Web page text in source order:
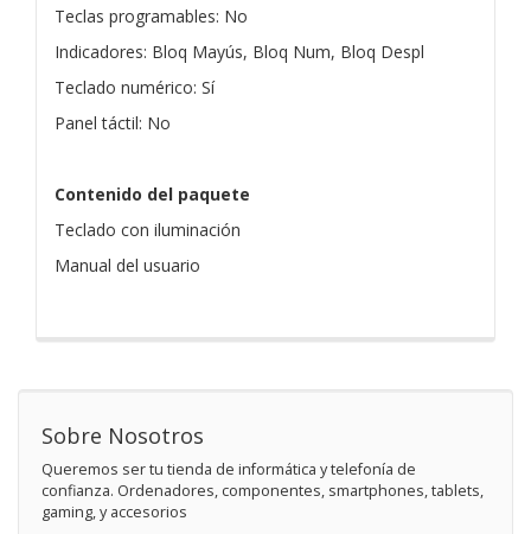
Teclas programables: No
Indicadores: Bloq Mayús, Bloq Num, Bloq Despl
Teclado numérico: Sí
Panel táctil: No
Contenido del paquete
Teclado con iluminación
Manual del usuario
Sobre Nosotros
Queremos ser tu tienda de informática y telefonía de
confianza. Ordenadores, componentes, smartphones, tablets,
gaming, y accesorios